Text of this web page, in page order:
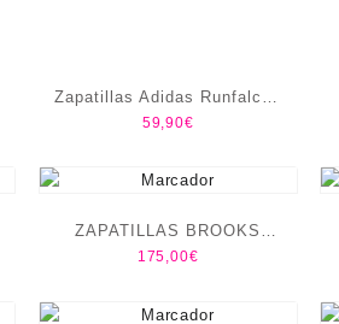
Zapatillas Adidas Runfalcon
5 Hombre
59,90€
ZAPATILLAS BROOKS
GLYCERIN 23 WOMEN´S
175,00€